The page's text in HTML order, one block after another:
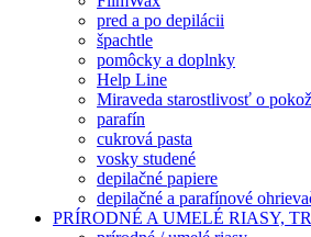
pred a po depilácii
špachtle
pomôcky a doplnky
Help Line
Miraveda starostlivosť o
parafín
cukrová pasta
vosky studené
depilačné papiere
depilačné a parafínové
PRÍRODNÉ A UMELÉ RIASY,